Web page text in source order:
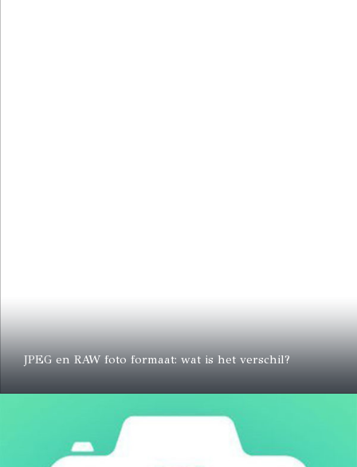
JPEG en RAW foto formaat: wat is het verschil?